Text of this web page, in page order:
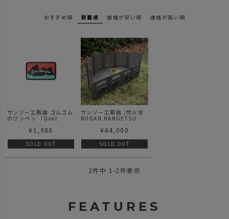
おすすめ順 新着順 価格が安い順 価格が高い順
サンゾー工務店 ゴムゴム
のワッペン 「Dont
¥ 1,980
SOLD OUT
サンゾー工務店 /焚火台
RODAN HANGETSU セ
¥44,000
SOLD OUT
2件中 1 -2件表示
FEATURES